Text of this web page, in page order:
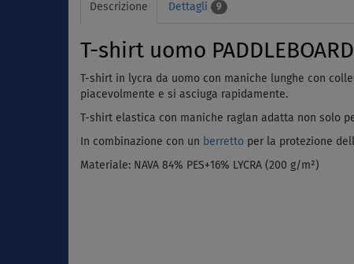
Descrizione Dettagli 9
T-shirt uomo
T-shirt in lycra da uomo con maniche lunghe con
piacevolmente e si asciuga rapidamente.
T-shirt elastica con maniche raglan adatta non solo
In combinazione con un berretto per la protezione
Materiale: NAVA 84% PES+16% LYCRA (200 g/m²)